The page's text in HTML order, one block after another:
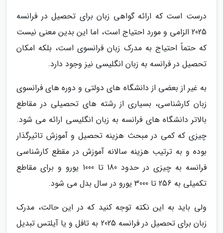
درست است که ارائه گواهی زبان برای تحصیل در فرانسه
2025 الزامی و مورد احتیاج است، اما این بدین معنی نیست
که حتماً احتیاج به مدرک زبان فرانسوی است، بلکه امکان
تحصیل در فرانسه به زبان انگلیسی نیز وجود دارد.
به غیر از بعضی از دانشگاه های دولتی و دوره های فرانسوی
زبان کارشناسی، بسیاری از رشته های تحصیلی در مقاطع
بالاتر دانشگاه های فرانسه به زبان انگلیسی ارائه می شود.
چیزی که کمی در مبحث هزینه تحصیل و آموزش تاثیرگذار
بوده و به ترتیب هزینه سالانه آموزش در مقطع کارشناسی
فرانسه به چیزی در حدود 180 تا 1000 یورو و برای مقاطع
تکمیلی به 256 تا 3000 یورو در سال بدل می شود.
ولی باید به این نکته توجه کنید که در این حالت، مدرک
زبان برای تحصیل در فرانسه 2025 به تافل و یا آیلتس تبدیل